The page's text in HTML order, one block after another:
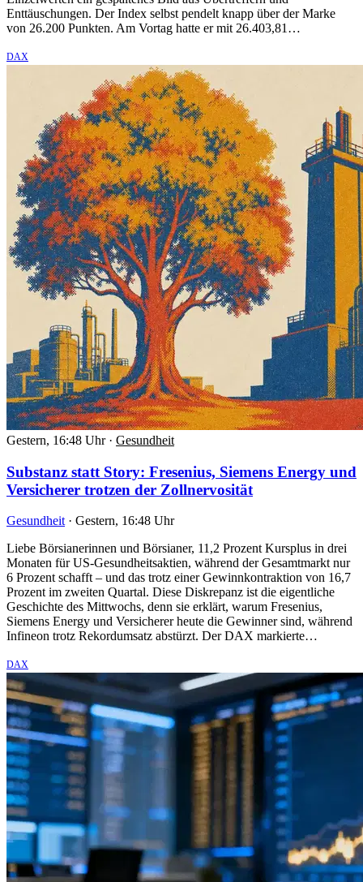
Enttäuschungen. Der Index selbst pendelt knapp über der Marke
von 26.200 Punkten. Am Vortag hatte er mit 26.403,81…
DAX
Gestern, 16:48 Uhr · Gesundheit
Substanz statt Story: Fresenius, Siemens Energy und
Versicherer trotzen der Zollnervosität
Gesundheit · Gestern, 16:48 Uhr
Liebe Börsianerinnen und Börsianer, 11,2 Prozent Kursplus in drei
Monaten für US-Gesundheitsaktien, während der Gesamtmarkt nur
6 Prozent schafft – und das trotz einer Gewinnkontraktion von 16,7
Prozent im zweiten Quartal. Diese Diskrepanz ist die eigentliche
Geschichte des Mittwochs, denn sie erklärt, warum Fresenius,
Siemens Energy und Versicherer heute die Gewinner sind, während
Infineon trotz Rekordumsatz abstürzt. Der DAX markierte…
DAX